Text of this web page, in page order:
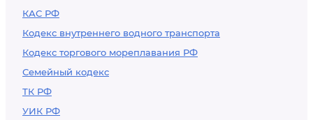
КАС РФ
Кодекс внутреннего водного транспорта
Кодекс торгового мореплавания РФ
Семейный кодекс
ТК РФ
УИК РФ